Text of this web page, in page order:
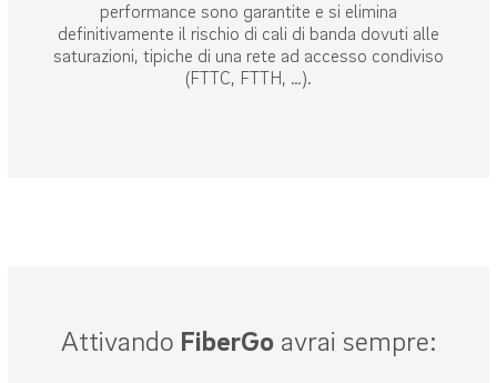
performance sono garantite e si elimina
definitivamente il rischio di cali di banda dovuti alle
saturazioni, tipiche di una rete ad accesso condiviso
(FTTC, FTTH, …).
Attivando FiberGoavrai sempre: